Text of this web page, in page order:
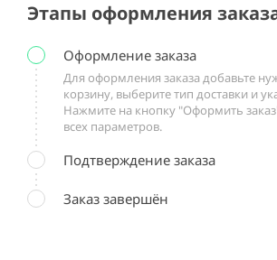
Этапы оформления
Оформление заказа
Для оформления заказа добавьте
корзину, выберите тип доставки и
Нажмите на кнопку "Оформить
всех параметров.
Подтверждение заказа
Заказ завершён